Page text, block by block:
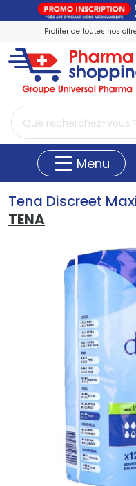
Profiter de toutes nos
Menu
Tena Discreet
TENA